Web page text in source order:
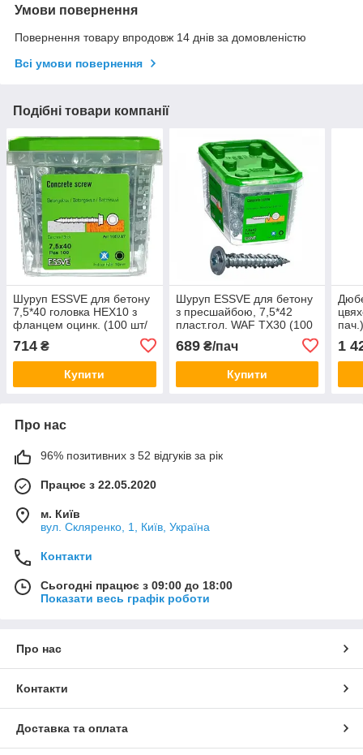
Умови повернення
Повернення товару впродовж 14 днів за домовленістю
Всі умови повернення
Подібні товари компанії
Шуруп ESSVE для бетону
7,5*40 головка HEX10 з
фланцем оцинк. (100 шт/
714 ₴
Купити
Шуруп ESSVE для бетону
з пресшайбою, 7,5*42
пласт.гол. WAF ТХ30 (100
689₴/пач
Купити
1
Про нас
96% позитивних з 52 відгуків за рік
Працює з 22.05.2020
м. Київ
вул. Скляренко, 1, Київ, Україна
Контакти
Сьогодні працює з 09:00 до 18:00
Показати весь графік роботи
Про нас
Контакти
Доставка та оплата